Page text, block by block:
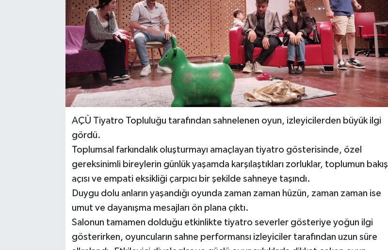
AÇÜ Tiyatro Topluluğu tarafından sahnelenen oyun, izleyicilerden büyük ilgi
gördü.
Toplumsal farkındalık oluşturmayı amaçlayan tiyatro gösterisinde, özel
gereksinimli bireylerin günlük yaşamda karşılaştıkları zorluklar, toplumun bakış
açısı ve empati eksikliği çarpıcı bir şekilde sahneye taşındı.
Duygu dolu anların yaşandığı oyunda zaman zaman hüzün, zaman zaman ise
umut ve dayanışma mesajları ön plana çıktı.
Salonun tamamen dolduğu etkinlikte tiyatro severler gösteriye yoğun ilgi
gösterirken, oyuncuların sahne performansı izleyiciler tarafından uzun süre